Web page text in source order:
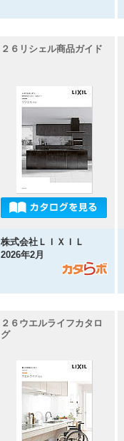
２６リシェル商品ガイド
株式会社ＬＩＸＩＬ
2026年2月
２６ウエルライフカタロ
グ